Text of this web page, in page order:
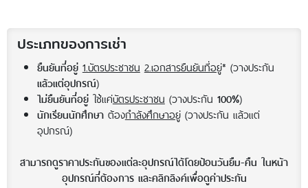
ประเภทของการเช่า
ยืนยันที่อยู่ 1.บัตรประชาชน 2.เอกสารยืนยันที่อยู่* (วางประกัน
แล้วแต่อุปกรณ์)
ไม่ยืนยันที่อยู่ใช้แค่บัตรประชาชน(วางประกัน 100%)
นักเรียนนักศึกษาต้องกำลังศึกษาอยู่(วางประกัน แล้วแต่
อุปกรณ์)
สามารถดูราคาประกันของแต่ละอุปกรณ์ได้โดยป้อนวันยืม-คืน ในหน้า
อุปกรณ์ที่ต้องการ และคลิกลิงค์เพื่อดูค่าประกัน